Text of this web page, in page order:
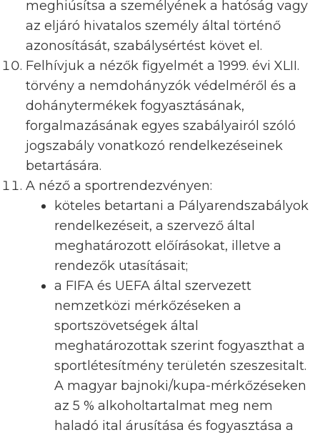
meghiúsítsa a személyének a hatóság vagy
az eljáró hivatalos személy által történő
azonosítását, szabálysértést követ el.
Felhívjuk a nézők figyelmét a 1999. évi XLII.
törvény a nemdohányzók védelméről és a
dohánytermékek fogyasztásának,
forgalmazásának egyes szabályairól szóló
jogszabály vonatkozó rendelkezéseinek
betartására.
A néző a sportrendezvényen:
köteles betartani a Pályarendszabályok
rendelkezéseit, a szervező által
meghatározott előírásokat, illetve a
rendezők utasításait;
a FIFA és UEFA által szervezett
nemzetközi mérkőzéseken a
sportszövetségek által
meghatározottak szerint fogyaszthat a
sportlétesítmény területén szeszesitalt.
A magyar bajnoki/kupa-mérkőzéseken
az 5 % alkoholtartalmat meg nem
haladó ital árusítása és fogyasztása a